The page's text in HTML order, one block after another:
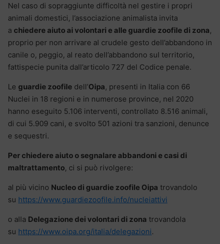
Nel caso di sopraggiunte difficoltà nel gestire i propri
animali domestici, l’associazione animalista invita
a chiedere aiuto ai volontari e alle guardie zoofile di zona,
proprio per non arrivare al crudele gesto dell’abbandono in
canile o, peggio, al reato dell’abbandono sul territorio,
fattispecie punita dall’articolo 727 del Codice penale.
Le guardie zoofile dell’Oipa, presenti in Italia con 66
Nuclei in 18 regioni e in numerose province, nel 2020
hanno eseguito 5.106 interventi, controllato 8.516 animali,
di cui 5.909 cani, e svolto 501 azioni tra sanzioni, denunce
e sequestri.
Per chiedere aiuto o segnalare abbandoni e casi di
maltrattamento, ci si può rivolgere:
al più vicino Nucleo di guardie zoofile Oipa trovandolo
su https://www.guardiezoofile.info/nucleiattivi
o alla Delegazione dei volontari di zona trovandola
su https://www.oipa.org/italia/delegazioni.